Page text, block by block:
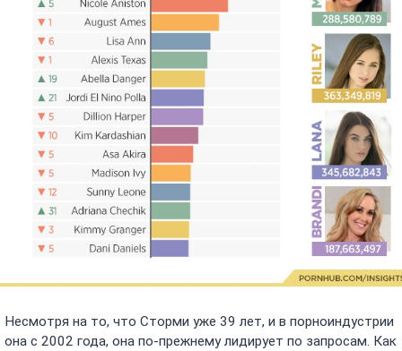
Несмотря на то, что Сторми уже 39 лет, и в порноиндустрии
она с 2002 года, она по-прежнему лидирует по запросам. Как